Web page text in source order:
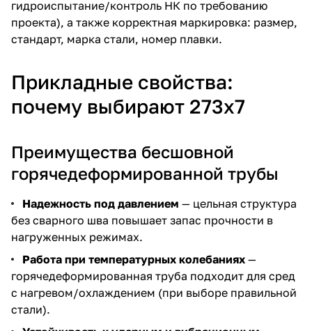
гидроиспытание/контроль НК по требованию
проекта), а также корректная маркировка: размер,
стандарт, марка стали, номер плавки.
Прикладные свойства:
почему выбирают 273х7
Преимущества бесшовной
горячедеформированной трубы
Надежность под давлением — цельная структура
без сварного шва повышает запас прочности в
нагруженных режимах.
Работа при температурных колебаниях —
горячедеформированная труба подходит для сред
с нагревом/охлаждением (при выборе правильной
стали).